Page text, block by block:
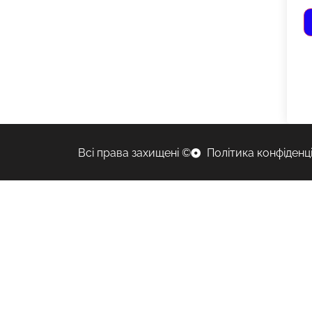
Всі права захищені © Політика